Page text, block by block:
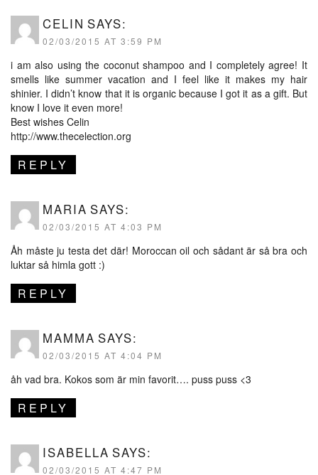
CELIN SAYS:
02/03/2015 AT 3:59 PM
i am also using the coconut shampoo and I completely agree! It
smells like summer vacation and I feel like it makes my hair
shinier. I didn’t know that it is organic because I got it as a gift. But
know I love it even more!
Best wishes Celin
http://www.thecelection.org
REPLY
MARIA SAYS:
02/03/2015 AT 4:03 PM
Åh måste ju testa det där! Moroccan oil och sådant är så bra och
luktar så himla gott :)
REPLY
MAMMA SAYS:
02/03/2015 AT 4:04 PM
åh vad bra. Kokos som är min favorit…. puss puss <3
REPLY
ISABELLA SAYS:
02/03/2015 AT 4:47 PM